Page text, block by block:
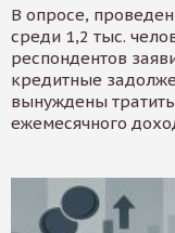
В опросе,
среди 1,2 тыс.
респондентов
кредитные
вынуждены
ежемесячного